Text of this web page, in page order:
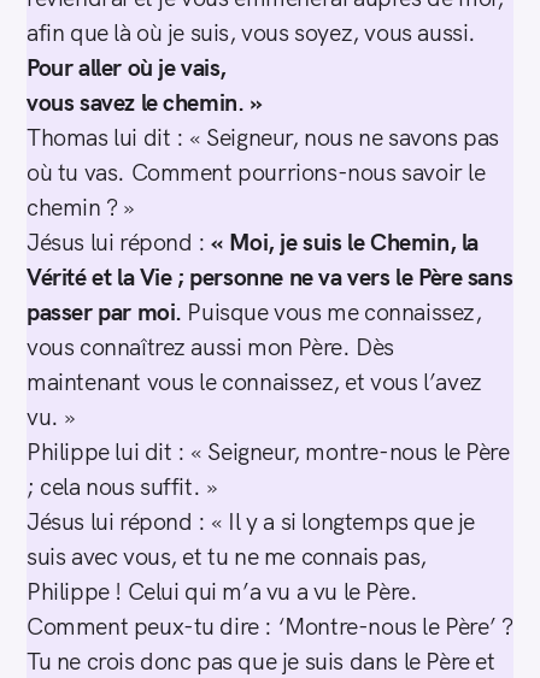
afin que là où je suis, vous soyez, vous aussi.
Pour aller où je vais,
vous savez le chemin. »
Thomas lui dit : « Seigneur, nous ne savons pas
où tu vas. Comment pourrions-nous savoir le
chemin ? »
Jésus lui répond :« Moi, je suis le Chemin, la
Vérité et la Vie ; personne ne va vers le Père sans
passer par moi. Puisque vous me connaissez,
vous connaîtrez aussi mon Père. Dès
maintenant vous le connaissez, et vous l’avez
vu. »
Philippe lui dit : « Seigneur, montre-nous le Père
; cela nous suffit. »
Jésus lui répond : « Il y a si longtemps que je
suis avec vous, et tu ne me connais pas,
Philippe ! Celui qui m’a vu a vu le Père.
Comment peux-tu dire : ‘Montre-nous le Père’ ?
Tu ne crois donc pas que je suis dans le Père et